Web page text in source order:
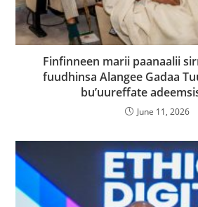
Finfinneen marii paanaalii
fuudhinsa Alangee Gadaa
bu’uureffate
June 11, 2026